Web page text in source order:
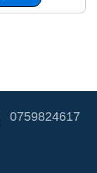
0759824617